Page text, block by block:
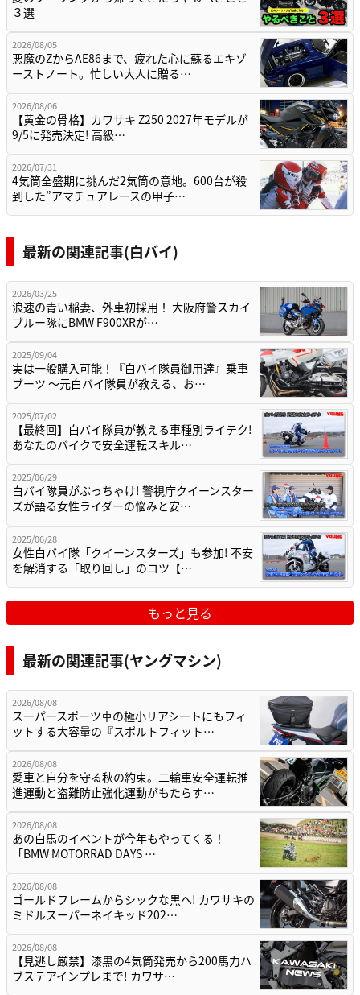
３選
2026/08/05
悪魔のZからAE86まで、疲れた心に蘇るエキゾ
ーストノート。忙しい大人に贈る…
2026/08/06
【黄金の骨格】カワサキ Z250 2027年モデルが
9/5に発売決定! 高級…
2026/07/31
4気筒全盛期に挑んだ2気筒の意地。600台が殺
到した”アマチュアレースの甲子…
最新の関連記事(白バイ)
2026/03/25
浪速の青い稲妻、外車初採用！ 大阪府警スカイ
ブルー隊にBMW F900XRが…
2025/09/04
実は一般購入可能！『白バイ隊員御用達』乗車
ブーツ ～元白バイ隊員が教える、お…
2025/07/02
【最終回】白バイ隊員が教える車種別ライテク!
あなたのバイクで安全運転スキル…
2025/06/29
白バイ隊員がぶっちゃけ! 警視庁クイーンスター
ズが語る女性ライダーの悩みと安…
2025/06/28
女性白バイ隊「クイーンスターズ」も参加! 不安
を解消する「取り回し」のコツ【…
もっと見る
最新の関連記事(ヤングマシン)
2026/08/08
スーパースポーツ車の極小リアシートにもフィ
ットする大容量の『スポルトフィット…
2026/08/08
愛車と自分を守る秋の約束。二輪車安全運転推
進運動と盗難防止強化運動がもたらす…
2026/08/08
あの白馬のイベントが今年もやってくる！
「BMW MOTORRAD DAYS …
2026/08/08
ゴールドフレームからシックな黒へ! カワサキの
ミドルスーパーネイキッド202…
2026/08/08
【見逃し厳禁】漆黒の4気筒発売から200馬力ハ
ブステアインプレまで! カワサ…